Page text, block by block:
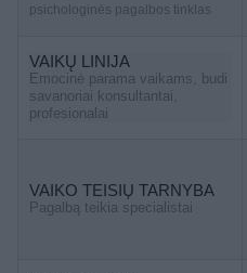
psichologinės pagalbos tinklas
VAIKŲ LINIJA
Emocinė parama vaikams, budi
savanoriai konsultantai,
profesionalai
VAIKO TEISIŲ TARNYBA
Pagalbą teikia specialistai